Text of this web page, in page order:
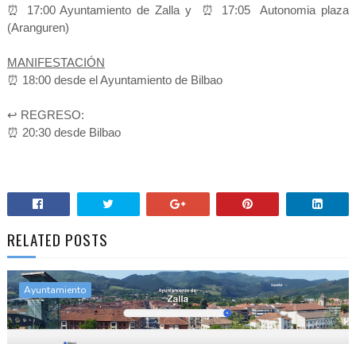
⏰ 17:00 Ayuntamiento de Zalla y ⏰ 17:05 Autonomia plaza
(Aranguren)
MANIFESTACIÓN
⏰ 18:00 desde el Ayuntamiento de Bilbao
↩️ REGRESO:
⏰ 20:30 desde Bilbao
RELATED POSTS
Ayuntamiento